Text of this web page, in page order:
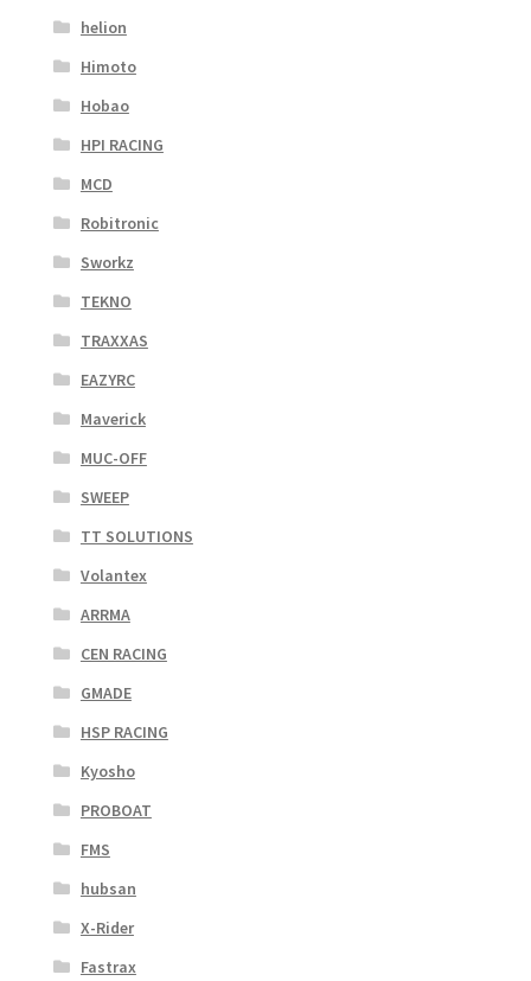
helion
Himoto
Hobao
HPI RACING
MCD
Robitronic
Sworkz
TEKNO
TRAXXAS
EAZYRC
Maverick
MUC-OFF
SWEEP
TT SOLUTIONS
Volantex
ARRMA
CEN RACING
GMADE
HSP RACING
Kyosho
PROBOAT
FMS
hubsan
X-Rider
Fastrax